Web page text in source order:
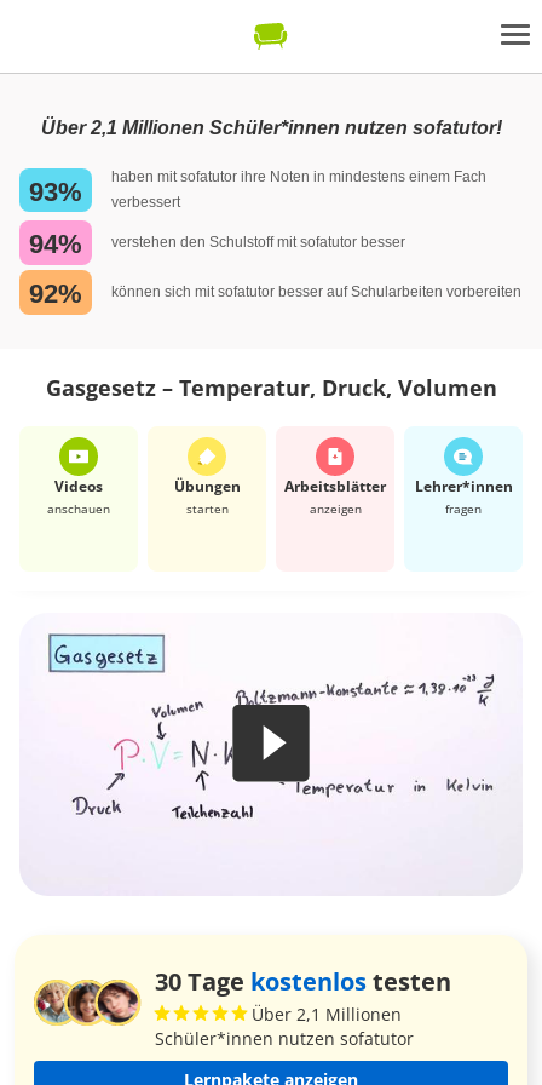
Über 2,1 Millionen Schüler*innen nutzen sofatutor!
93%
haben mit sofatutor ihre Noten in mindestens einem Fach
verbessert
94% verstehen den Schulstoff mit sofatutor besser
92% können sich mit sofatutor besser auf Schularbeiten vorbereiten
Gasgesetz – Temperatur, Druck, Volumen
Videos
anschauen
Übungen
starten
Arbeits­blätter
anzeigen
Lehrer*​innen
fragen
30 Tage kostenlostesten
Über 2,1 Millionen
Schüler*innen nutzen sofatutor
Lernpakete anzeigen